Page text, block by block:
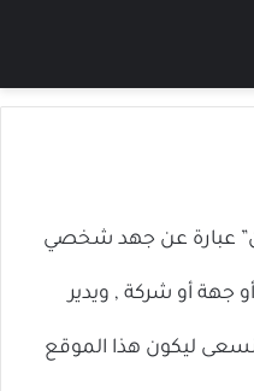
عبارة عن جهد شخصي
أو شركة , ويدير
ليكون هذا الموقع